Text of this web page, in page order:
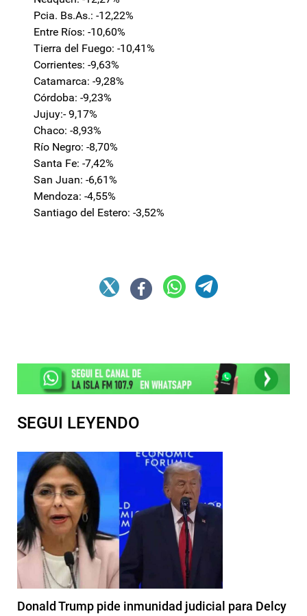
Pcia. Bs.As.: -12,22%
Entre Ríos: -10,60%
Tierra del Fuego: -10,41%
Corrientes: -9,63%
Catamarca: -9,28%
Córdoba: -9,23%
Jujuy:- 9,17%
Chaco: -8,93%
Río Negro: -8,70%
Santa Fe: -7,42%
San Juan: -6,61%
Mendoza: -4,55%
Santiago del Estero: -3,52%
SEGUI LEYENDO
Donald Trump pide inmunidad judicial para Delcy